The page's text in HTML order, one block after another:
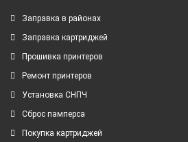
Заправка в районах
Заправка картриджей
Прошивка принтеров
Ремонт принтеров
Установка СНПЧ
Сброс памперса
Покупка картриджей